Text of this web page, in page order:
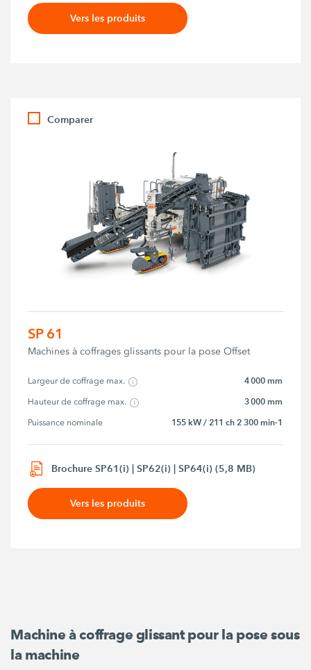
Vers les produits
Comparer
SP 61
Machines à coffrages glissants pour la pose Offset
Largeur de coffrage max. 4 000 mm
Hauteur de coffrage max. 3 000 mm
Puissance nominale 155 kW / 211 ch 2 300 min-1
Brochure SP61(i) | SP62(i) | SP64(i) (5,8 MB)
Vers les produits
Machine à coffrage glissant pour la pose sous
la machine